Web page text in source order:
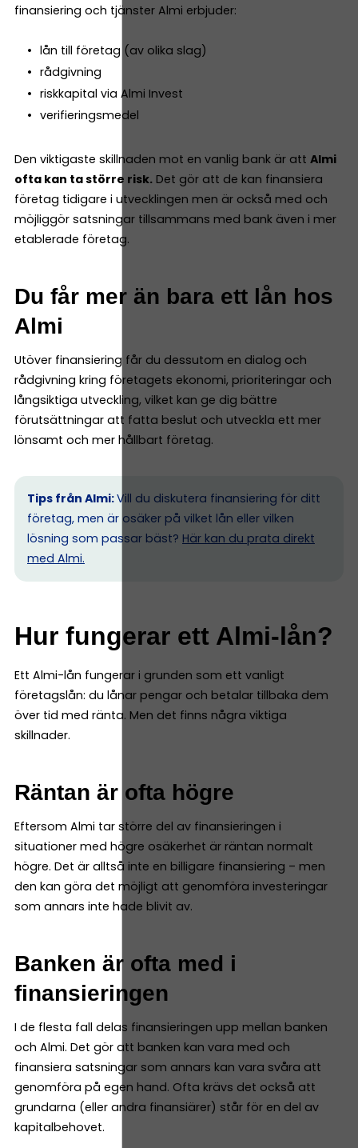
finansiering och tjänster Almi erbjuder:
lån till företag (av olika slag)
rådgivning
riskkapital via Almi Invest
verifieringsmedel
Den viktigaste skillnaden mot en vanlig bank är att Almi
ofta kan ta större risk. Det gör att de kan finansiera
företag tidigare i utvecklingen men är också med och
möjliggör satsningar tillsammans med bank även i mer
etablerade företag.
Du får mer än bara ett lån hos
Almi
Utöver finansiering får du dessutom en dialog och
rådgivning kring företagets ekonomi, prioriteringar och
långsiktiga utveckling, vilket kan ge dig bättre
förutsättningar att fatta beslut och utveckla ett mer
lönsamt och mer hållbart företag.
Tips från Almi:Vill du diskutera finansiering för ditt
företag, men är osäker på vilket lån eller vilken
lösning som passar bäst? Här kan du prata direkt
med Almi.
Hur fungerar ett Almi-lån?
Ett Almi-lån fungerar i grunden som ett vanligt
företagslån: du lånar pengar och betalar tillbaka dem
över tid med ränta. Men det finns några viktiga
skillnader.
Räntan är ofta högre
Eftersom Almi tar större del av finansieringen i
situationer med högre osäkerhet är räntan normalt
högre. Det är alltså inte en billigare finansiering – men
den kan göra det möjligt att genomföra investeringar
som annars inte hade blivit av.
Banken är ofta med i
finansieringen
I de flesta fall delas finansieringen upp mellan banken
och Almi. Det gör att banken kan vara med och
finansiera satsningar som annars kan vara svåra att
genomföra på egen hand. Ofta krävs det också att
grundarna (eller andra finansiärer) står för en del av
kapitalbehovet.